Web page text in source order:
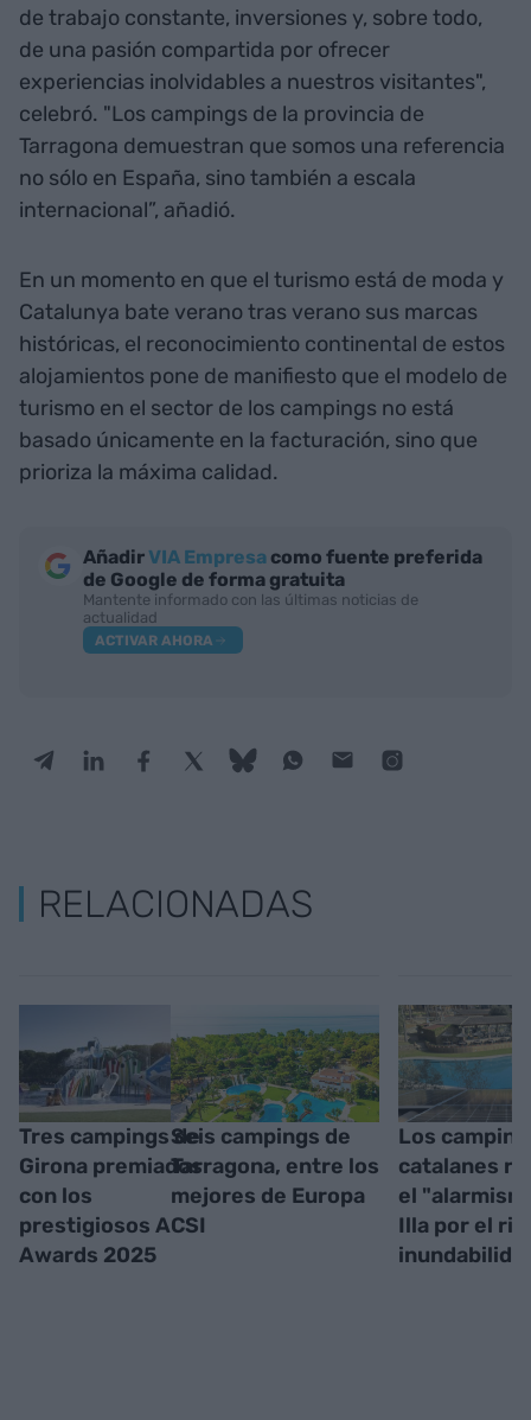
de trabajo constante, inversiones y, sobre todo,
de una pasión compartida por ofrecer
experiencias inolvidables a nuestros visitantes",
celebró. "Los campings de la provincia de
Tarragona demuestran que somos una referencia
no sólo en España, sino también a escala
internacional”, añadió.
En un momento en que el turismo está de moda y
Catalunya bate verano tras verano sus marcas
históricas, el reconocimiento continental de estos
alojamientos pone de manifiesto que el modelo de
turismo en el sector de los campings no está
basado únicamente en la facturación, sino que
prioriza la máxima calidad.
AñadirVIA Empresa como fuente preferida
de Google de forma gratuita
Mantente informado con las últimas noticias de
actualidad
ACTIVAR AHORA
RELACIONADAS
Tres campings de
Girona premiados
con los
prestigiosos ACSI
Awards 2025
Seis campings de
Tarragona, entre los
mejores de Europa
Los
catalanes
el
Illa por el